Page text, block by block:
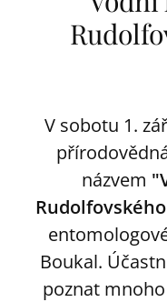
V sobotu 1.
názvem
Boukal.
poznat